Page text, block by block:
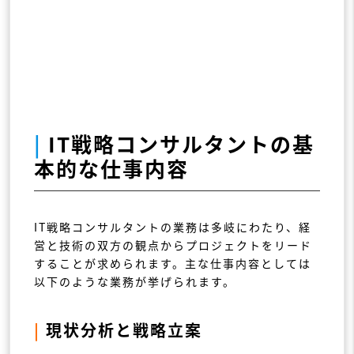
| IT戦略コンサルタントの基
本的な仕事内容
IT戦略コンサルタントの業務は多岐にわたり、経
営と技術の双方の観点からプロジェクトをリード
することが求められます。主な仕事内容としては
以下のような業務が挙げられます。
| 現状分析と戦略立案